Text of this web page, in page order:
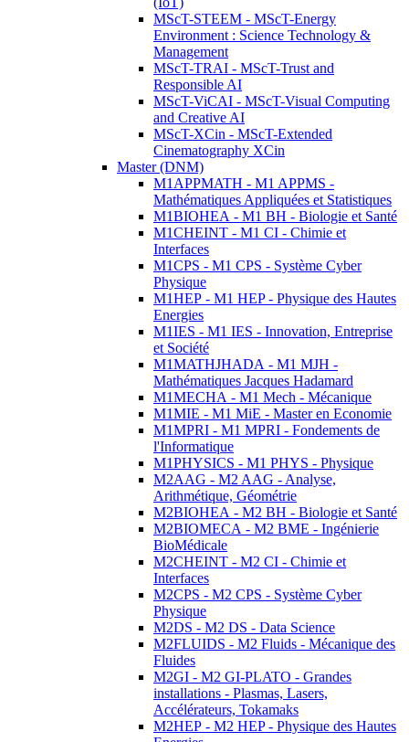
MScT-STEEM - MScT-Energy
Environment : Science Technology &
Management
MScT-TRAI - MScT-Trust and
Responsible AI
MScT-ViCAI - MScT-Visual Computing
and Creative AI
MScT-XCin - MScT-Extended
Cinematography XCin
Master (DNM)
M1APPMATH - M1 APPMS -
Mathématiques Appliquées et Statistiques
M1BIOHEA - M1 BH - Biologie et Santé
M1CHEINT - M1 CI - Chimie et
Interfaces
M1CPS - M1 CPS - Système Cyber
Physique
M1HEP - M1 HEP - Physique des Hautes
Energies
M1IES - M1 IES - Innovation, Entreprise
et Société
M1MATHJHADA - M1 MJH -
Mathématiques Jacques Hadamard
M1MECHA - M1 Mech - Mécanique
M1MIE - M1 MiE - Master en Economie
M1MPRI - M1 MPRI - Fondements de
l'Informatique
M1PHYSICS - M1 PHYS - Physique
M2AAG - M2 AAG - Analyse,
Arithmétique, Géométrie
M2BIOHEA - M2 BH - Biologie et Santé
M2BIOMECA - M2 BME - Ingénierie
BioMédicale
M2CHEINT - M2 CI - Chimie et
Interfaces
M2CPS - M2 CPS - Système Cyber
Physique
M2DS - M2 DS - Data Science
M2FLUIDS - M2 Fluids - Mécanique des
Fluides
M2GI - M2 GI-PLATO - Grandes
installations - Plasmas, Lasers,
Accélérateurs, Tokamaks
M2HEP - M2 HEP - Physique des Hautes